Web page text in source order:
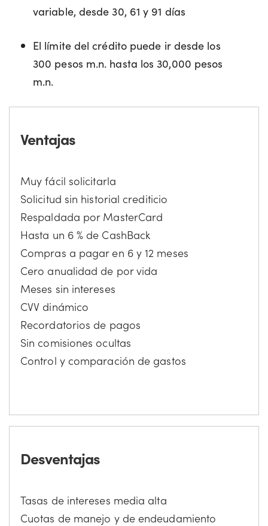
variable, desde 30, 61 y 91 días
El límite del crédito puede ir desde los
300 pesos m.n. hasta los 30,000 pesos
m.n.
Ventajas
Muy fácil solicitarla
Solicitud sin historial crediticio
Respaldada por MasterCard
Hasta un 6 % de CashBack
Compras a pagar en 6 y 12 meses
Cero anualidad de por vida
Meses sin intereses
CVV dinámico
Recordatorios de pagos
Sin comisiones ocultas
Control y comparación de gastos
Desventajas
Tasas de intereses media alta
Cuotas de manejo y de endeudamiento